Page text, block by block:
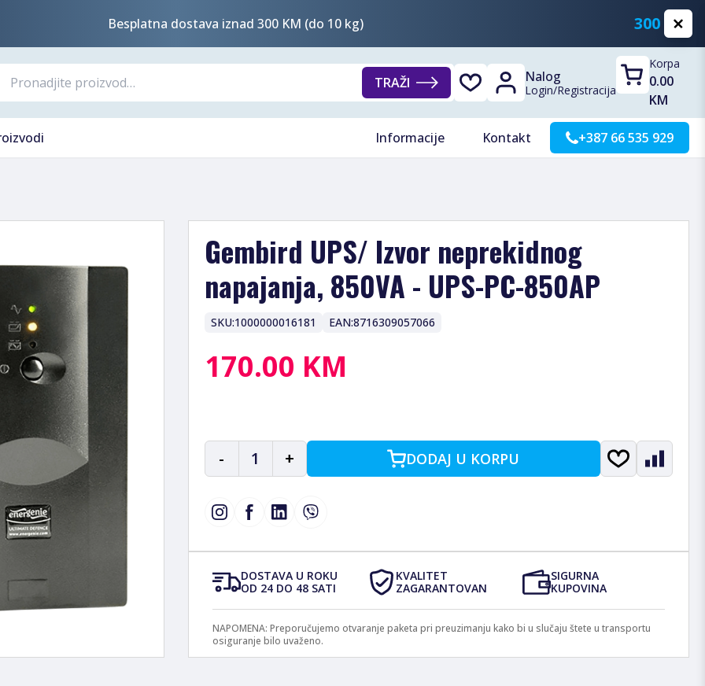
Besplatna dostava iznad 300 KM (do 10 kg) 300 KM
TRAŽI Nalog
Login/Registracija
Korpa
0.00
KM
Informacije Kontakt +387 66 535 929
Gembird UPS/ Izvor neprekidnog
napajanja, 850VA - UPS-PC-850AP
SKU:1000000016181 EAN:8716309057066
170.00 KM
- 1 + DODAJ U KORPU
DOSTAVA U ROKU
OD 24 DO 48 SATI
KVALITET
ZAGARANTOVAN
SIGURNA
KUPOVINA
NAPOMENA: Preporučujemo otvaranje paketa pri preuzimanju kako bi u slučaju štete u transportu
osiguranje bilo uvaženo.